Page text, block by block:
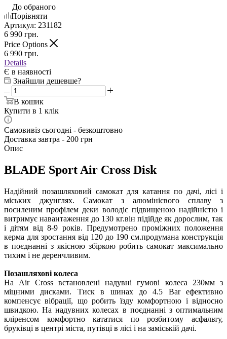
До обраного
Порівняти
Артикул: 231182
6 990 грн.
Price Options
6 990 грн.
Details
Є в наявності
Знайшли дешевше?
В кошик
Купити в 1 клік
Самовивіз сьогодні - безкоштовно
Доставка завтра - 200 грн
Опис
BLADE Sport Air Cross Disk
Надійний позашляховий самокат для катання по дачі, лісі і
міських джунглях. Самокат з алюмінієвого сплаву з
посиленим профілем деки володіє підвищеною надійністю і
витримує навантаження до 130 кг.він підійде як дорослим, так
і дітям від 8-9 років. Предумотрено проміжних положення
керма для зростання від 120 до 190 см.продумана конструкція
в поєднанні з якісною збіркою робить самокат максимально
тихим і не деренчливим.
Позашляхові колеса
На Air Cross встановлені надувні гумові колеса 230мм з
міцними дисками. Тиск в шинах до 4.5 Bar ефективно
компенсує вібрації, що робить їзду комфортною і відносно
швидкою. На надувних колесах в поєднанні з оптимальним
кліренсом комфортно кататися по розбитому асфальту,
бруківці в центрі міста, путівці в лісі і на заміській дачі.